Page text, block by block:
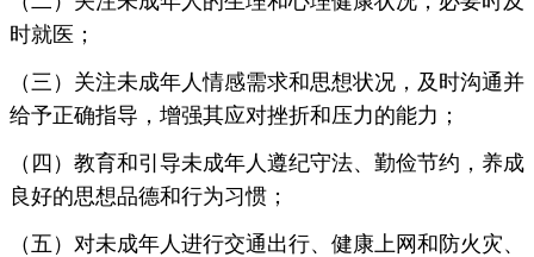
时就医；
（三）关注未成年人情感需求和思想状况，及时沟通并
给予正确指导，增强其应对挫折和压力的能力；
（四）教育和引导未成年人遵纪守法、勤俭节约，养成
良好的思想品德和行为习惯；
（五）对未成年人进行交通出行、健康上网和防火灾、